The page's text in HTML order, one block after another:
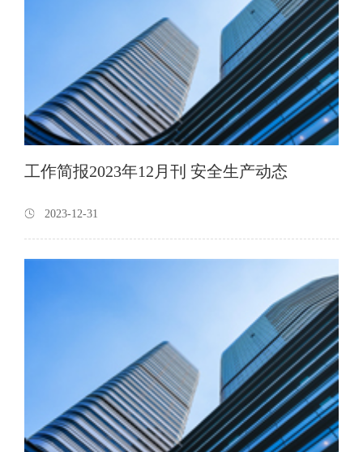
工作简报2023年12月刊 安全生产动态
2023-12-31